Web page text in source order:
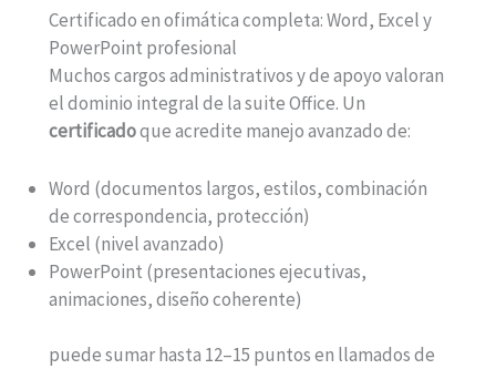
Certificado en ofimática completa: Word, Excel y
PowerPoint profesional
Muchos cargos administrativos y de apoyo valoran
el dominio integral de la suite Office. Un
certificadoque acredite manejo avanzado de:
Word (documentos largos, estilos, combinación
de correspondencia, protección)
Excel (nivel avanzado)
PowerPoint (presentaciones ejecutivas,
animaciones, diseño coherente)
puede sumar hasta 12–15 puntos en llamados de